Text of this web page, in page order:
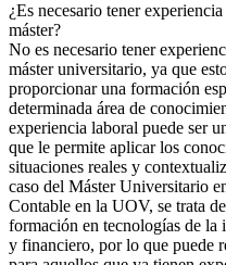
¿Es necesario tener
máster?
No es necesario tener
máster universitario, ya que
proporcionar una formación
determinada área de
experiencia laboral puede ser
que le permite aplicar los
situaciones reales y
caso del Máster Universitario
Contable en la UOV, se trata
formación en tecnologías de la
y financiero, por lo que puede